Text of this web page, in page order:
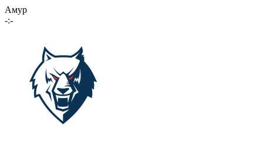
Амур
-:-